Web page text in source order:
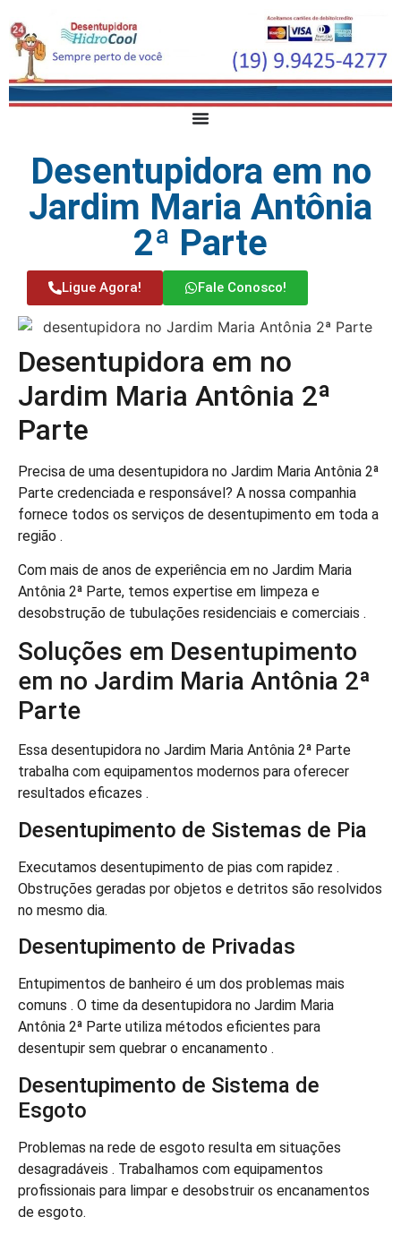
Desentupidora em no
Jardim Maria Antônia
2ª Parte
Ligue Agora! Fale Conosco!
Desentupidora em no
Jardim Maria Antônia 2ª
Parte
Precisa de uma desentupidora no Jardim Maria Antônia 2ª
Parte credenciada e responsável? A nossa companhia
fornece todos os serviços de desentupimento em toda a
região .
Com mais de anos de experiência em no Jardim Maria
Antônia 2ª Parte, temos expertise em limpeza e
desobstrução de tubulações residenciais e comerciais .
Soluções em Desentupimento
em no Jardim Maria Antônia 2ª
Parte
Essa desentupidora no Jardim Maria Antônia 2ª Parte
trabalha com equipamentos modernos para oferecer
resultados eficazes .
Desentupimento de Sistemas de Pia
Executamos desentupimento de pias com rapidez .
Obstruções geradas por objetos e detritos são resolvidos
no mesmo dia.
Desentupimento de Privadas
Entupimentos de banheiro é um dos problemas mais
comuns . O time da desentupidora no Jardim Maria
Antônia 2ª Parte utiliza métodos eficientes para
desentupir sem quebrar o encanamento .
Desentupimento de Sistema de
Esgoto
Problemas na rede de esgoto resulta em situações
desagradáveis . Trabalhamos com equipamentos
profissionais para limpar e desobstruir os encanamentos
de esgoto.